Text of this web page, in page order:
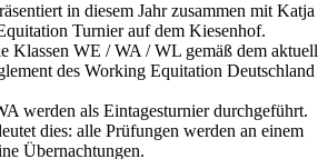
in diesem Jahr zusammen mit Katja
Turnier auf dem Kiesenhof.
Klassen WE / WA / WL gemäß dem aktuell
des Working Equitation Deutschland
werden als Eintagesturnier durchgeführt.
dies: alle Prüfungen werden an einem
Übernachtungen.